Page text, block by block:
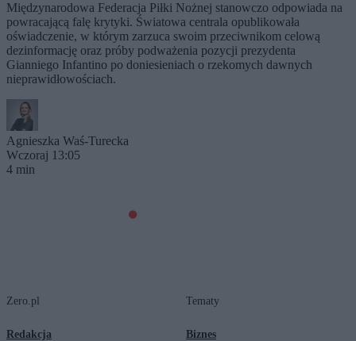
Międzynarodowa Federacja Piłki Nożnej stanowczo odpowiada na
powracającą falę krytyki. Światowa centrala opublikowała
oświadczenie, w którym zarzuca swoim przeciwnikom celową
dezinformację oraz próby podważenia pozycji prezydenta
Gianniego Infantino po doniesieniach o rzekomych dawnych
nieprawidłowościach.
Agnieszka Waś-Turecka
Wczoraj 13:05
4 min
Zero.pl
Redakcja
Tematy
Biznes